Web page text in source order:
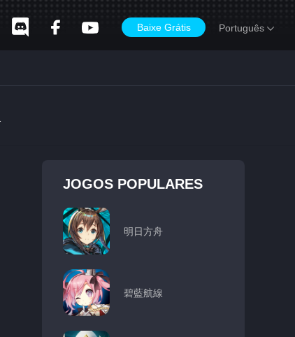
Português
Baixe Grátis
JOGOS POPULARES
明日方舟
碧藍航線